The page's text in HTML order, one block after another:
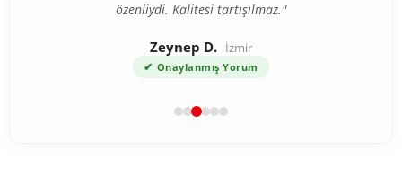
özenliydi. Kalitesi tartışılmaz."
Zeynep D. İzmir
✔ Onaylanmış Yorum